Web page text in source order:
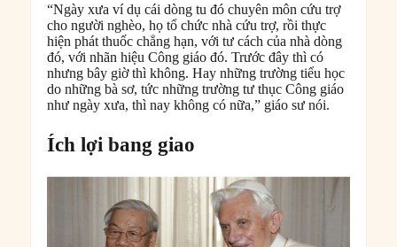
“Ngày xưa ví dụ cái dòng tu đó chuyên môn cứu trợ
cho người nghèo, họ tổ chức nhà cứu trợ, rồi thực
hiện phát thuốc chẳng hạn, với tư cách của nhà dòng
đó, với nhãn hiệu Công giáo đó. Trước đây thì có
nhưng bây giờ thì không. Hay những trường tiểu học
do những bà sơ, tức những trường tư thục Công giáo
như ngày xưa, thì nay không có nữa,” giáo sư nói.
Ích lợi bang giao